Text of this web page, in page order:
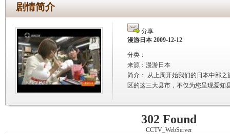
剧情简介
分享
漫游日本 2009-12-12
分类：
来源： 漫游日本
简介：
从上周开始我们的日本中部
区的这三大县市，不仅为您呈现爱知
302 Found
CCTV_WebServer